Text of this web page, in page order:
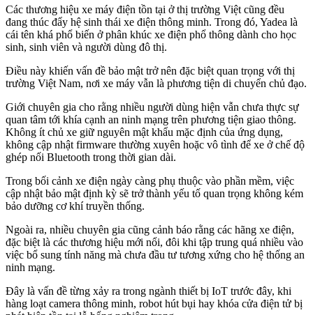
Các thương hiệu xe máy điện tồn tại ở thị trường Việt cũng đều
đang thúc đẩy hệ sinh thái xe điện thông minh. Trong đó, Yadea là
cái tên khá phổ biến ở phân khúc xe điện phổ thông dành cho học
sinh, sinh viên và người dùng đô thị.
Điều này khiến vấn đề bảo mật trở nên đặc biệt quan trọng với thị
trường Việt Nam, nơi xe máy vẫn là phương tiện di chuyển chủ đạo.
Giới chuyên gia cho rằng nhiều người dùng hiện vẫn chưa thực sự
quan tâm tới khía cạnh an ninh mạng trên phương tiện giao thông.
Không ít chủ xe giữ nguyên mật khẩu mặc định của ứng dụng,
không cập nhật firmware thường xuyên hoặc vô tình để xe ở chế độ
ghép nối Bluetooth trong thời gian dài.
Trong bối cảnh xe điện ngày càng phụ thuộc vào phần mềm, việc
cập nhật bảo mật định kỳ sẽ trở thành yếu tố quan trọng không kém
bảo dưỡng cơ khí truyền thống.
Ngoài ra, nhiều chuyên gia cũng cảnh báo rằng các hãng xe điện,
đặc biệt là các thương hiệu mới nổi, đôi khi tập trung quá nhiều vào
việc bổ sung tính năng mà chưa đầu tư tương xứng cho hệ thống an
ninh mạng.
Đây là vấn đề từng xảy ra trong ngành thiết bị IoT trước đây, khi
hàng loạt camera thông minh, robot hút bụi hay khóa cửa điện tử bị